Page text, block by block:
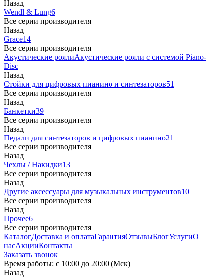
Назад
Wendl & Lung6
Все серии производителя
Назад
Grace14
Все серии производителя
Акустические роялиАкустические рояли с системой Piano-
Disc
Назад
Стойки для цифровых пианино и синтезаторов51
Все серии производителя
Назад
Банкетки39
Все серии производителя
Назад
Педали для синтезаторов и цифровых пианино21
Все серии производителя
Назад
Чехлы / Накидки13
Все серии производителя
Назад
Другие аксессуары для музыкальных инструментов10
Все серии производителя
Назад
Прочее6
Все серии производителя
КаталогДоставка и оплатаГарантияОтзывыБлогУслугиО
насАкцииКонтакты
Заказать звонок
Время работы: с 10:00 до 20:00 (Мск)
Назад